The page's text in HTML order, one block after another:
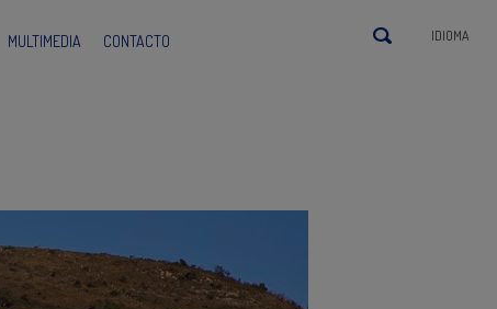
MULTIMEDIA CONTACTO IDIOMA